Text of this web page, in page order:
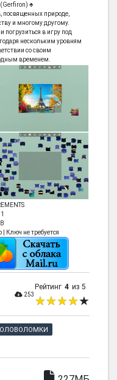
(Gerfiron) ♣
посвященных природе,
и многому другому.
погрузиться в игру под
нескольким уровням
со своим
временем.
| Ключ не требуется
253
Рейтинг 4 из 5